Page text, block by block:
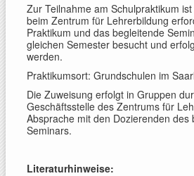
Zur Teilnahme am Schulpraktikum
beim Zentrum für Lehrerbildung
Praktikum und das begleitende
gleichen Semester besucht und
werden.
Praktikumsort: Grundschulen im
Die Zuweisung erfolgt in Gruppen
Geschäftsstelle des Zentrums für
Absprache mit den Dozierenden des
Seminars.
Literaturhinweise: